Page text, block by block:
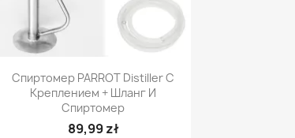
Быстрый просмотр
Спиртомер PARROT Distiller С
Креплением + Шланг И
Спиртомер
89,99 zł